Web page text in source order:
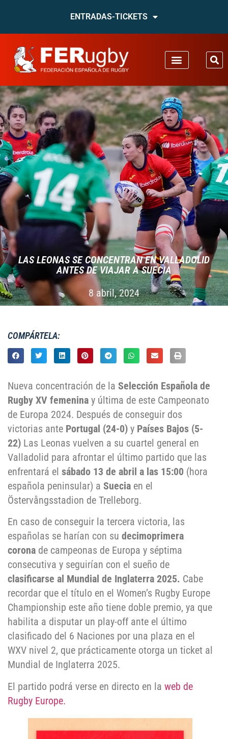
ENTRADAS-TICKETS
LAS LEONAS SE CONCENTRAN EN VALLADOLID
ANTES DE VIAJAR A SUECIA
8 abril, 2024
COMPÁRTELA:
Nueva concentración de la Selección Española de
Rugby XV femenina y última de este Campeonato
de Europa 2024. Después de conseguir dos
victorias ante Portugal (24-0) y Países Bajos (5-
22) Las Leonas vuelven a su cuartel general en
Valladolid para afrontar el último partido que las
enfrentará el sábado 13 de abril a las 15:00 (hora
española peninsular) a Suecia en el
Östervångsstadion de Trelleborg.
En caso de conseguir la tercera victoria, las
españolas se harían con su decimoprimera
corona de campeonas de Europa y séptima
consecutiva y seguirían con el sueño de
clasificarse al Mundial de Inglaterra 2025. Cabe
recordar que el título en el Women’s Rugby Europe
Championship este año tiene doble premio, ya que
habilita a disputar un play-off ante el último
clasificado del 6 Naciones por una plaza en el
WXV nivel 2, que prácticamente otorga un ticket al
Mundial de Inglaterra 2025.
El partido podrá verse en directo en la web de
Rugby Europe.